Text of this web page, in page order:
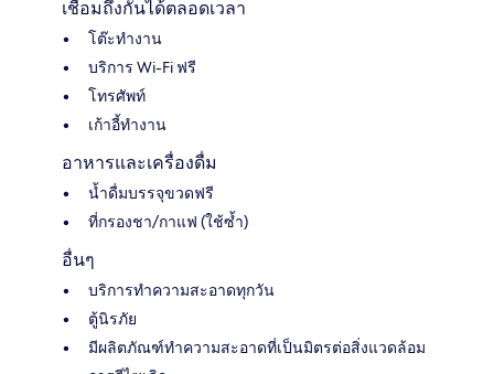
เชื่อมถึงกันได้ตลอดเวลา
โต๊ะทำงาน
บริการ Wi-Fi ฟรี
โทรศัพท์
เก้าอี้ทำงาน
อาหารและเครื่องดื่ม
น้ำดื่มบรรจุขวดฟรี
ที่กรองชา/กาแฟ (ใช้ซ้ำ)
อื่นๆ
บริการทำความสะอาดทุกวัน
ตู้นิรภัย
มีผลิตภัณฑ์ทำความสะอาดที่เป็นมิตรต่อสิ่งแวดล้อม